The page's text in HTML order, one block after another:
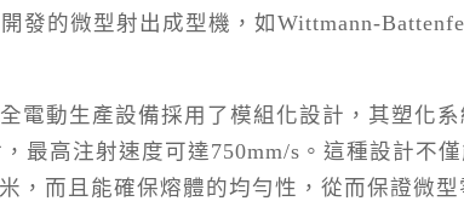
發的微型射出成型機，如Wittmann-
電動生產設備採用了模組化設計，其塑化系
最高注射速度可達750mm/s。這種設計不
，而且能確保熔體的均勻性，從而保證微型